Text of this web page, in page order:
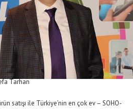
Tarhan
satışı ile Türkiye’nin en çok ev – SOHO-